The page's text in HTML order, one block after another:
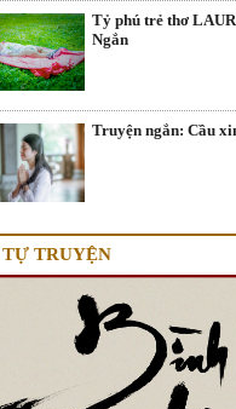
Tỷ phú trẻ thơ
Ngắn
Truyện ngắn: Cầu
TỰ TRUYỆN